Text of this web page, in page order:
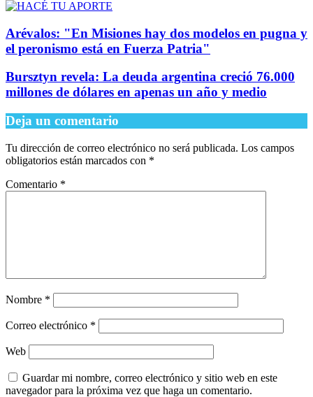
Arévalos: "En Misiones hay dos modelos en pugna y
el peronismo está en Fuerza Patria"
Bursztyn revela: La deuda argentina creció 76.000
millones de dólares en apenas un año y medio
Deja un comentario
Tu dirección de correo electrónico no será publicada. Los campos
obligatorios están marcados con *
Comentario *
Nombre *
Correo electrónico *
Web
Guardar mi nombre, correo electrónico y sitio web en este
navegador para la próxima vez que haga un comentario.